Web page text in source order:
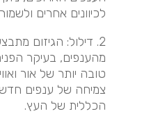
לכיוונים אחרים
2. דילול: הגיזום
מהענפים, בעיקר
טובה יותר של אור
צמיחה של ענפים
הכללית של העץ.